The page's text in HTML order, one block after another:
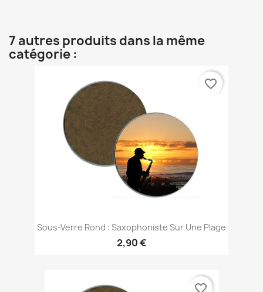
7 autres produits dans la même
catégorie :
Sous-Verre Rond : Saxophoniste Sur Une Plage
2,90 €
favorite_border
favorite_border